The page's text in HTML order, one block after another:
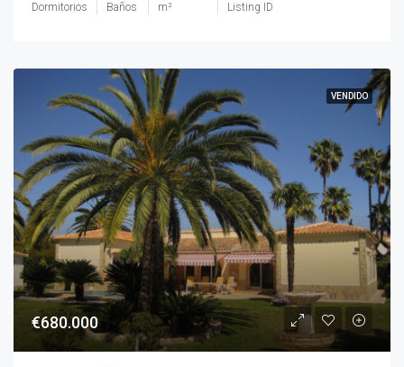
Dormitorios Baños m² Listing ID
VENDIDO
€680.000